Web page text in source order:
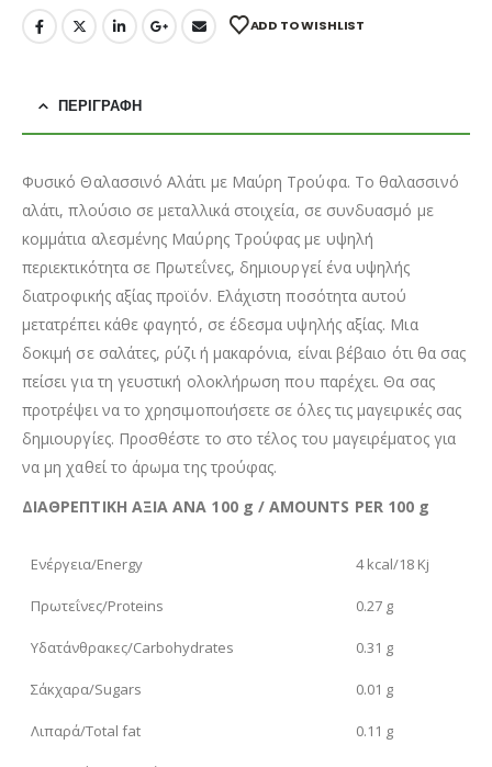
ADD TO WISHLIST
ΠΕΡΙΓΡΑΦΉ
Φυσικό Θαλασσινό Αλάτι με Μαύρη Τρούφα. Το θαλασσινό
αλάτι, πλούσιο σε μεταλλικά στοιχεία, σε συνδυασμό με
κομμάτια αλεσμένης Μαύρης Τρούφας με υψηλή
περιεκτικότητα σε Πρωτεΐνες, δημιουργεί ένα υψηλής
διατροφικής αξίας προϊόν. Ελάχιστη ποσότητα αυτού
μετατρέπει κάθε φαγητό, σε έδεσμα υψηλής αξίας. Μια
δοκιμή σε σαλάτες, ρύζι ή μακαρόνια, είναι βέβαιο ότι θα σας
πείσει για τη γευστική ολοκλήρωση που παρέχει. Θα σας
προτρέψει να το χρησιμοποιήσετε σε όλες τις μαγειρικές σας
δημιουργίες. Προσθέστε το στο τέλος του μαγειρέματος για
να μη χαθεί το άρωμα της τρούφας.
ΔΙΑΘΡΕΠΤΙΚΗ ΑΞΙΑ ΑΝΑ 100 g / AMOUNTS PER 100 g
Ενέργεια/Energy 4 kcal/18 Kj
Πρωτεΐνες/Proteins 0.27 g
Υδατάνθρακες/Carbohydrates 0.31 g
Σάκχαρα/Sugars 0.01 g
Λιπαρά/Total fat 0.11 g